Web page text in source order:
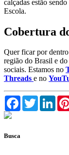
calçadas estão
Escola.
Cobertura
Quer ficar por
região do Brasil e
sociais. Estamos no
Threads e no
FacebookTwitter
Busca